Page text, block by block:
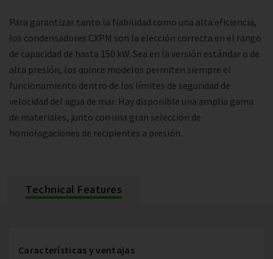
Para garantizar tanto la fiabilidad como una alta eficiencia,
los condensadores CXPM son la elección correcta en el rango
de capacidad de hasta 150 kW. Sea en la versión estándar o de
alta presión, los quince modelos permiten siempre el
funcionamiento dentro de los límites de seguridad de
velocidad del agua de mar. Hay disponible una amplia gama
de materiales, junto con una gran selección de
homologaciones de recipientes a presión.
Technical Features
Características y ventajas